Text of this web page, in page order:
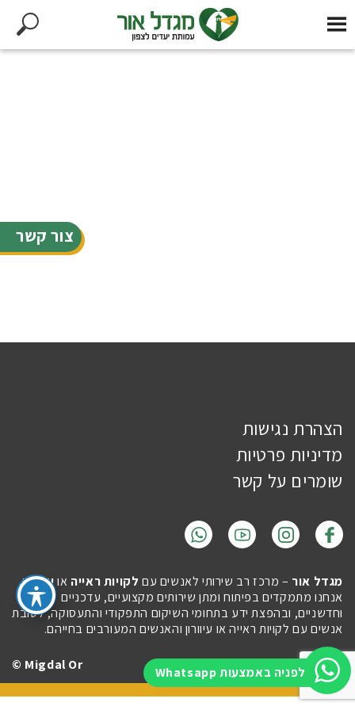
צור קשר
לפניה באמצעות Whatsapp
הצהרת נגישות
מדיניות פרטיות
שומרים על קשר
מגדל אור – מרכז רב שירותי לאנשים עם לקויות ראייה אועיוורון.
אנחנו מתמקדים בפיתוח ומתן שירותים מקצועיים, עדכניים
וחדשניים, ובהפצת ידע בתחומי השיקום התפקודי והתעסוקה, לטובת
אנשים עם לקויות ראייה או עיוורון והאנשים המעורבים בחייהם.
Imaginet
Migdal Or ©